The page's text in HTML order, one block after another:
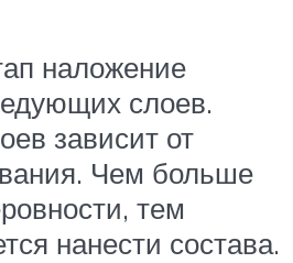
наложение
слоев.
зависит от
Чем больше
тем
нанести состава.